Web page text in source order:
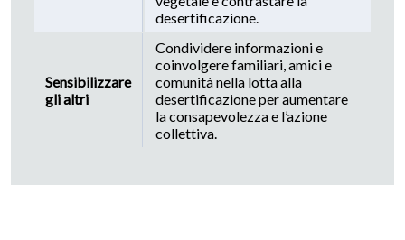
desertificazione.
Sensibilizzare
gli altri
Condividere informazioni e
coinvolgere familiari, amici e
comunità nella lotta alla
desertificazione per aumentare
la consapevolezza e l’azione
collettiva.